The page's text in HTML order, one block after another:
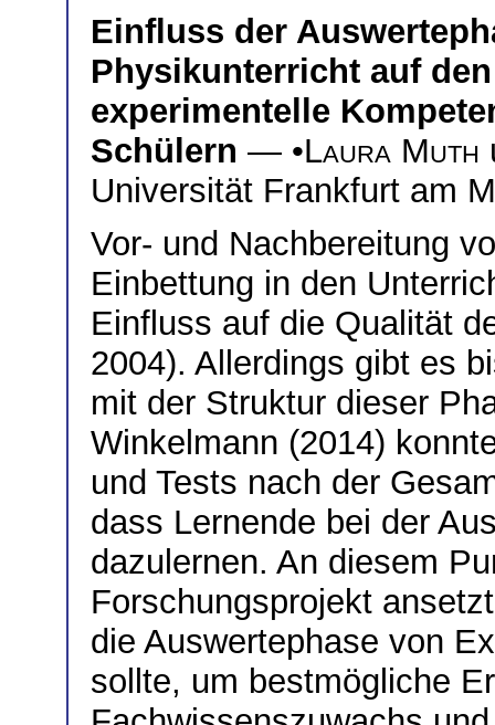
Einfluss der
Physikunterricht auf
experimentelle
Schülern — •Laura Muth
Universität Frankfurt am
Vor- und Nachbereitung
Einbettung in den
Einfluss auf die Qualität
2004). Allerdings gibt es
mit der Struktur dieser
Winkelmann (2014)
und Tests nach der
dass Lernende bei der
dazulernen. An diesem
Forschungsprojekt
die Auswertephase von
sollte, um bestmögliche